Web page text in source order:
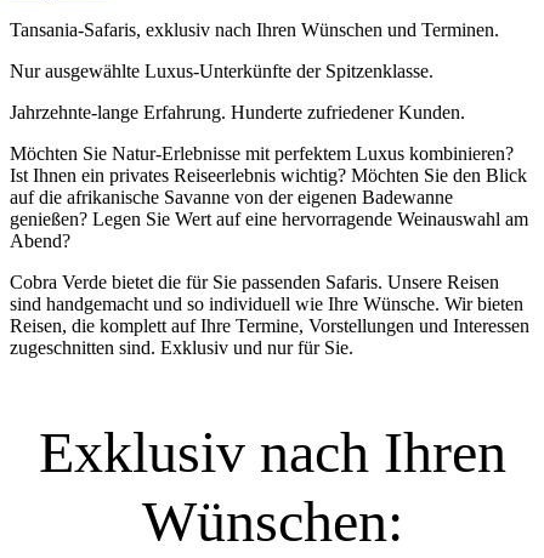
Tansania-Safaris, exklusiv nach Ihren Wünschen und Terminen.
Nur ausgewählte Luxus-Unterkünfte der Spitzenklasse.
Jahrzehnte-lange Erfahrung. Hunderte zufriedener Kunden.
Möchten Sie Natur-Erlebnisse mit perfektem Luxus kombinieren?
Ist Ihnen ein privates Reiseerlebnis wichtig? Möchten Sie den Blick
auf die afrikanische Savanne von der eigenen Badewanne
genießen? Legen Sie Wert auf eine hervorragende Weinauswahl am
Abend?
Cobra Verde bietet die für Sie passenden Safaris. Unsere Reisen
sind handgemacht und so individuell wie Ihre Wünsche. Wir bieten
Reisen, die komplett auf Ihre Termine, Vorstellungen und Interessen
zugeschnitten sind. Exklusiv und nur für Sie.
Exklusiv nach Ihren
Wünschen: